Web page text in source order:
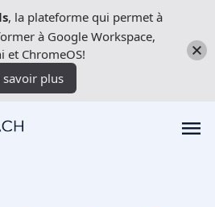
, la plateforme qui permet à
à Google Workspace,
et ChromeOS!
savoir plus